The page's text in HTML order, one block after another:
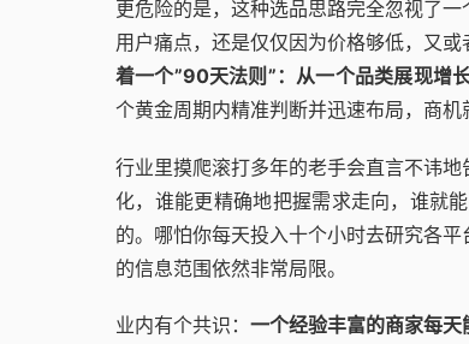
更危险的是，这种选品思路完全忽视了
用户痛点，还是仅仅因为价格够低，又
着一个”90天法则”：从一个品类展现增
个黄金周期内精准判断并迅速布局，商机
行业里摸爬滚打多年的老手会直言不讳地
化，谁能更精确地把握需求走向，谁就
的。哪怕你每天投入十个小时去研究各
的信息范围依然非常局限。
业内有个共识： 一个经验丰富的商家每